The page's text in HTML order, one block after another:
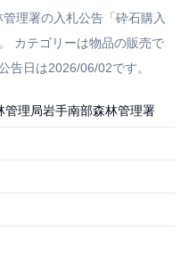
理署の入札公告「砕石購入
カテゴリーは物品の販売で
告日は2026/06/02です。
管理局岩手南部森林管理署